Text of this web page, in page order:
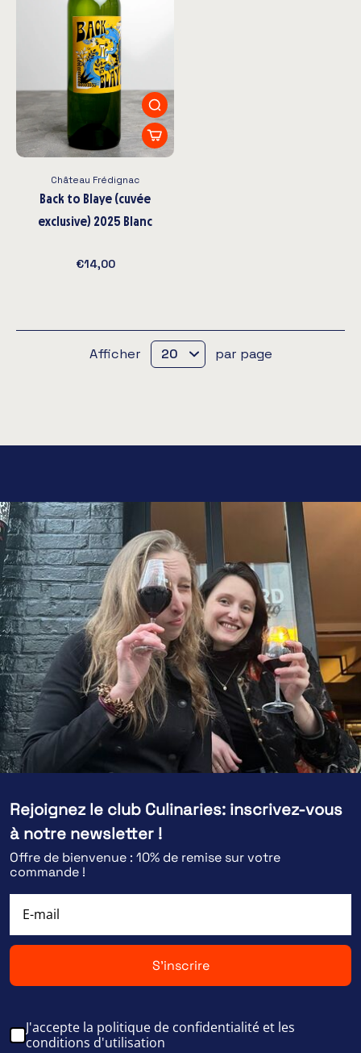
Château Frédignac
Back to Blaye (cuvée
exclusive) 2025 Blanc
€14,00
Afficher par page
Rejoignez le club Culinaries: inscrivez-vous
à notre newsletter !
Offre de bienvenue : 10% de remise sur votre
commande !
S'inscrire
J'accepte la politique de confidentialité et les
conditions d'utilisation